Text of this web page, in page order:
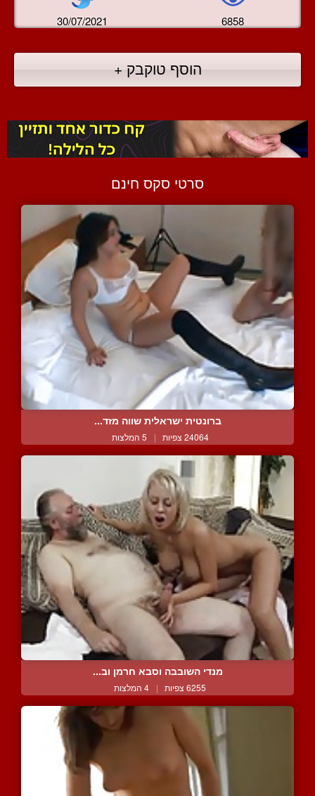
30/07/2021 6858
הוסף טוקבק +
סרטי סקס חינם
ברונטית ישראלית שווה מזד...
24064 צפיות | 5 המלצות
מנדי השובבה וסבא חרמן וב...
6255 צפיות | 4 המלצות